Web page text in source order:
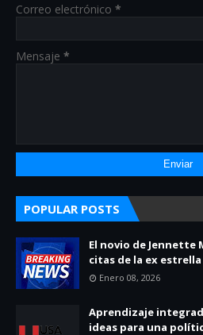
Correo electrónico *
Mensaje *
POPULAR POSTS
El novio de Jennette
citas de la ex estrella
Enero 08, 2026
Aprendizaje
ideas para una